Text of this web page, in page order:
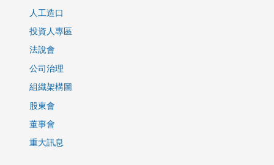
人工造口
投資人專區
法說會
公司治理
組織架構圖
股東會
董事會
重大訊息